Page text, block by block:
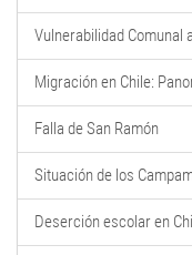
Vulnerabilidad Comunal
Migración en Chile:
Falla de San Ramón
Situación de los
Deserción escolar en